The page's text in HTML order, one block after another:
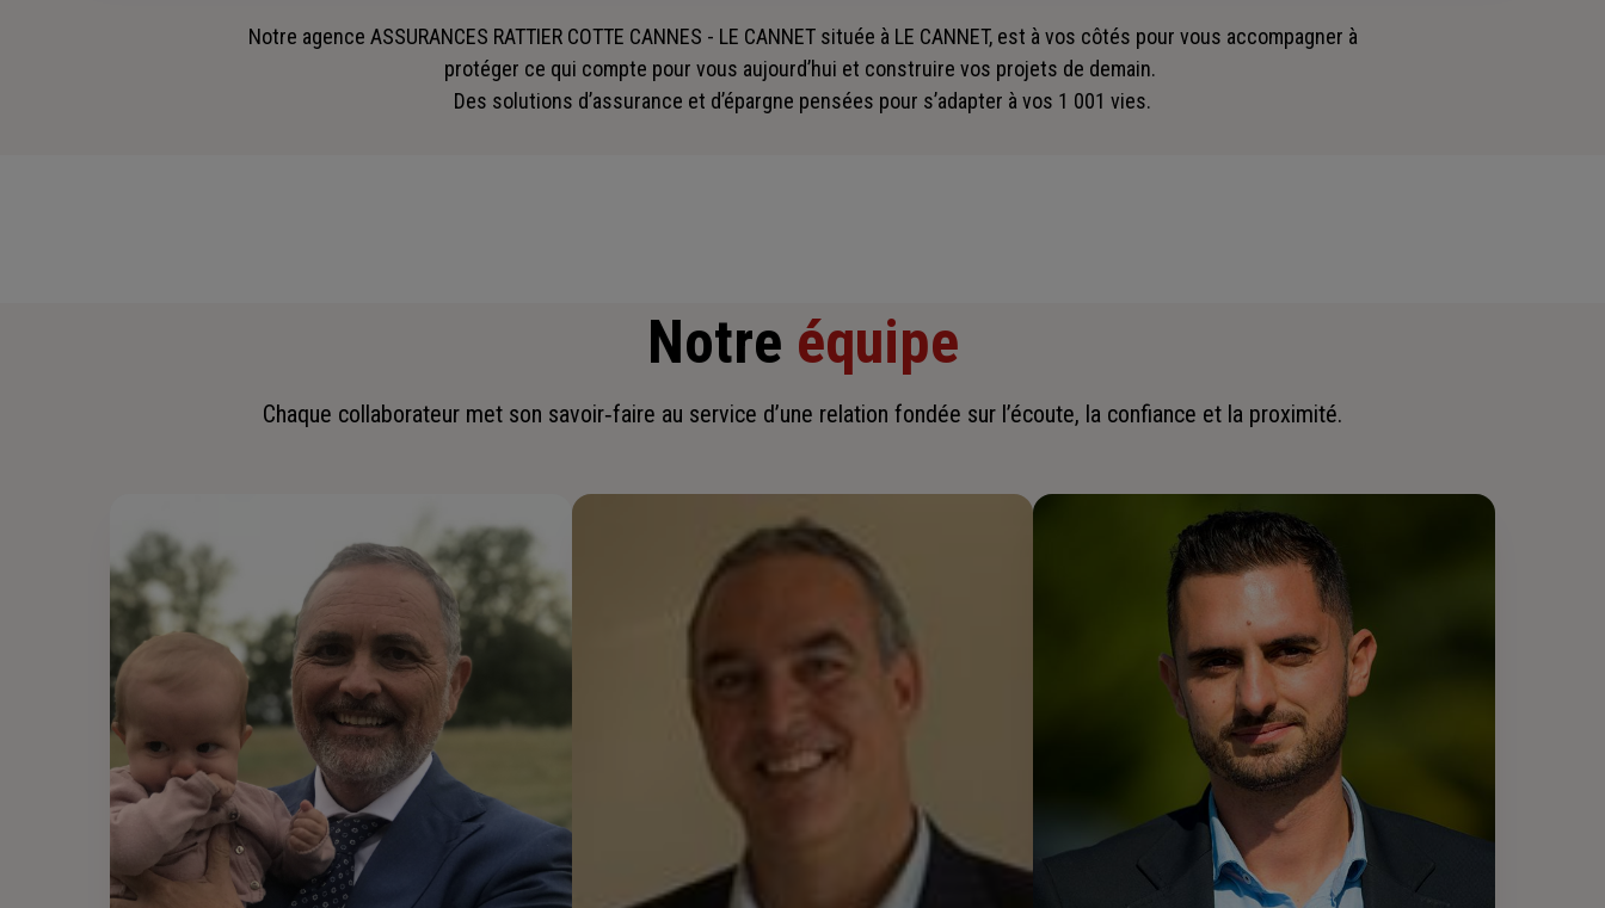
Notre agence ASSURANCES RATTIER COTTE CANNES - LE CANNET située à LE CANNET, est à vos côtés pour vous accompagner à
protéger ce qui compte pour vous aujourd’hui et construire vos projets de demain.
Des solutions d’assurance et d’épargne pensées pour s’adapter à vos 1 001 vies.
Notre équipe
Chaque collaborateur met son savoir‑faire au service d’une relation fondée sur l’écoute, la confiance et la proximité.